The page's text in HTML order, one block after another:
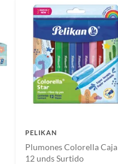
PELIKAN
Plumones Colorella Caja
12 unds Surtido